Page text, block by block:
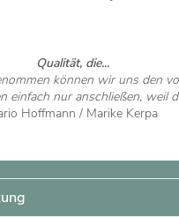
Qualität, die...
können wir uns den
einfach nur anschließen, weil
Hoffmann / Marike Kerpa